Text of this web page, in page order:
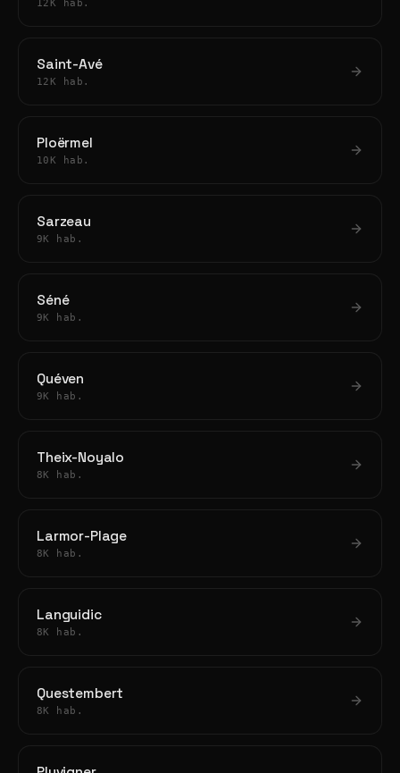
12K hab.
Saint-Avé
12K hab.
Ploërmel
10K hab.
Sarzeau
9K hab.
Séné
9K hab.
Quéven
9K hab.
Theix-Noyalo
8K hab.
Larmor-Plage
8K hab.
Languidic
8K hab.
Questembert
8K hab.